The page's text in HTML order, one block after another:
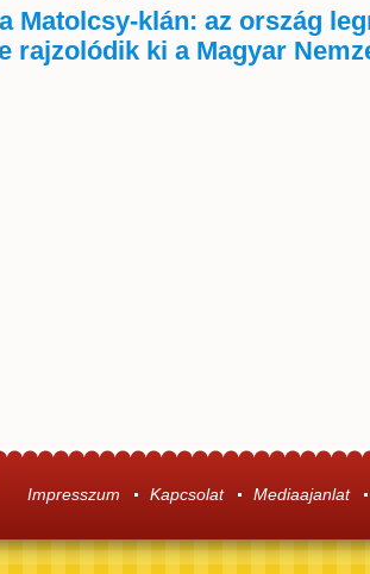
Matolcsy-klán: az ország
rajzolódik ki a Magyar
Impresszum Kapcsolat Mediaajanlat